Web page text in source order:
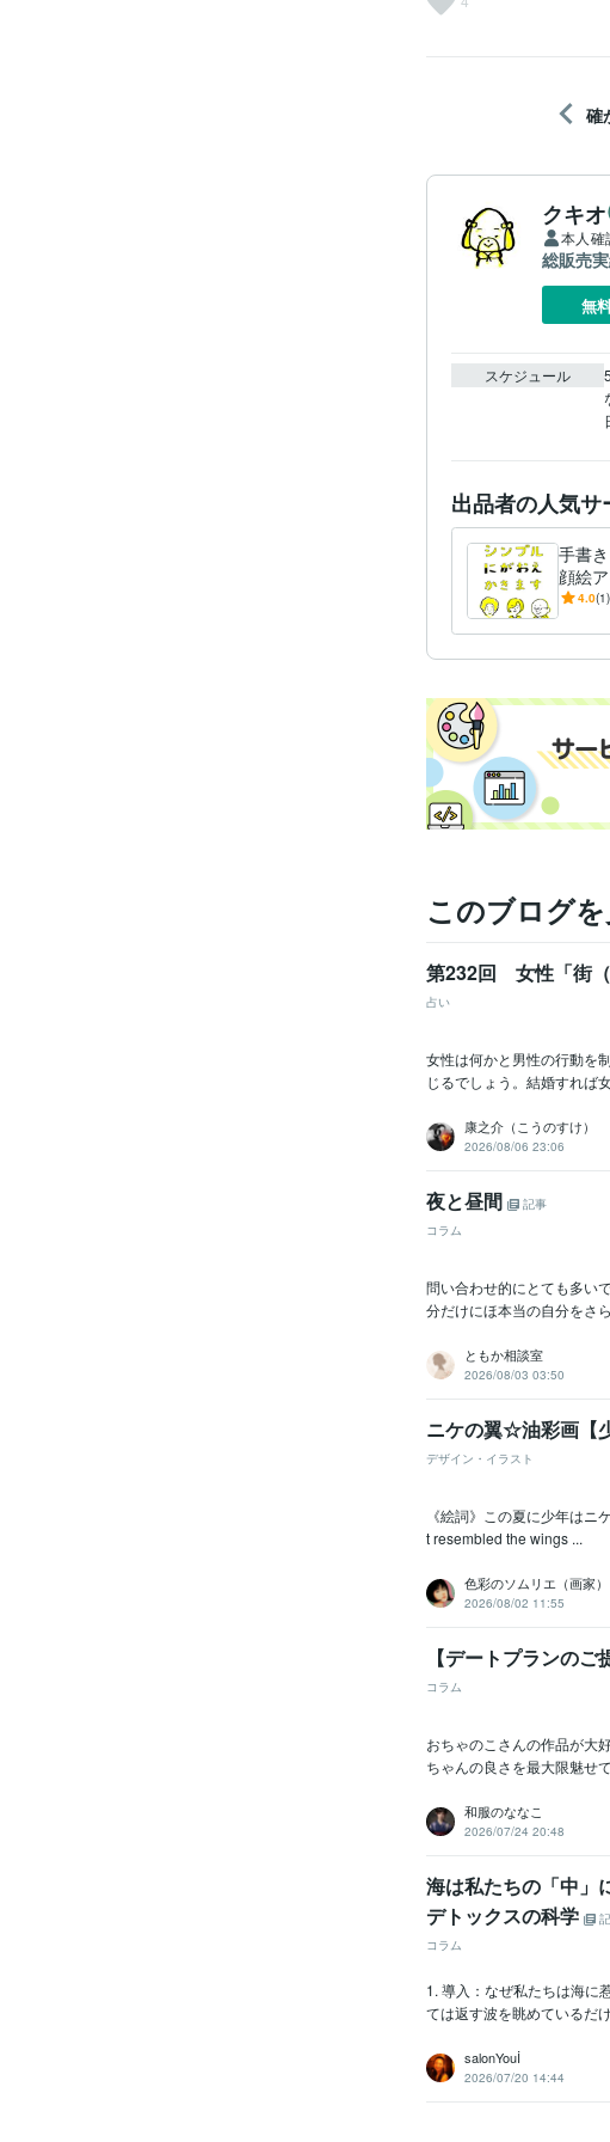
確
クキオ
本人確
総販売
無
スケジュール
出品者の人気サ
手書
顔絵
やす
4.0(1)
このブログ
第232回 女性「街
占い
女性は何かと男性の行動を
じるでしょう。結婚すれば
康之介（こうのすけ）
2026/08/06 23:06
夜と昼間
記事
コラム
問い合わせ的にとても多い
分だけにほ本当の自分をさ
ともか相談室
2026/08/03 03:50
ニケの翼☆油彩画【
デザイン・イラスト
《絵詞》この夏に少年は
t resembled the wings ...
色彩のソムリエ（画家）
2026/08/02 11:55
【デートプランのご
コラム
おちゃのこさんの作品が大
ちゃんの良さを最大限魅せ
和服のななこ
2026/07/24 20:48
海は私たちの「中」
デトックスの科学
コラム
1. 導入：なぜ私たちは海に
ては返す波を眺めているだ
salonYouİ
2026/07/20 14:44